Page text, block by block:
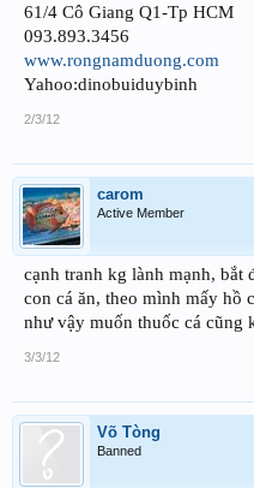
61/4 Cô Giang Q1-Tp HCM
093.893.3456
www.rongnamduong.com
Yahoo:dinobuiduybinh
2/3/12
carom
Active Member
cạnh tranh kg lành mạnh, bắt
con cá ăn, theo mình mấy hồ
như vậy muốn thuốc cá cũng
3/3/12
Võ Tòng
Banned